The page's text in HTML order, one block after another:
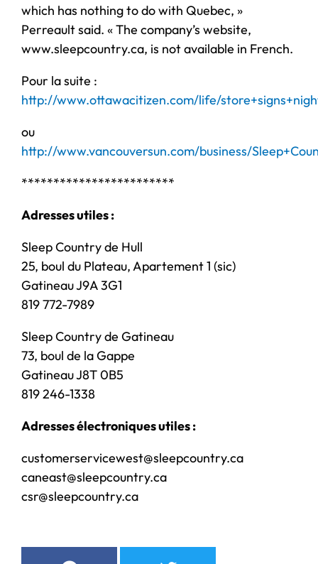
which has nothing to do with Quebec, »
Perreault said. « The company’s website,
www.sleepcountry.ca, is not available in French.
Pour la suite :
http://www.ottawacitizen.com/life/
ou
http://www.vancouversun.com/business/
************************
Adresses utiles :
Sleep Country de Hull
25, boul du Plateau, Apartement 1 (sic)
Gatineau J9A 3G1
819 772-7989
Sleep Country de Gatineau
73, boul de la Gappe
Gatineau J8T 0B5
819 246-1338
Adresses électroniques utiles :
customerservicewest@sleepcountry.ca
caneast@sleepcountry.ca
csr@sleepcountry.ca